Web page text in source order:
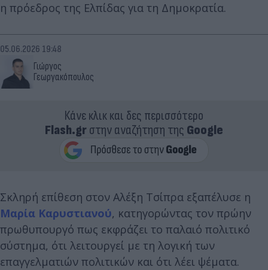
η πρόεδρος της Ελπίδας για τη Δημοκρατία.
Γιώργος
Γεωργακόπουλος
05.06.2026 19:48
Κάνε κλικ και δες περισσότερο
Flash.grστην αναζήτηση της Google
Σκληρή επίθεση στον Αλέξη Τσίπρα εξαπέλυσε η
Μαρία Καρυστιανού, κατηγορώντας τον πρώην
πρωθυπουργό πως εκφράζει το παλαιό πολιτικό
σύστημα, ότι λειτουργεί με τη λογική των
επαγγελματιών πολιτικών και ότι λέει ψέματα.